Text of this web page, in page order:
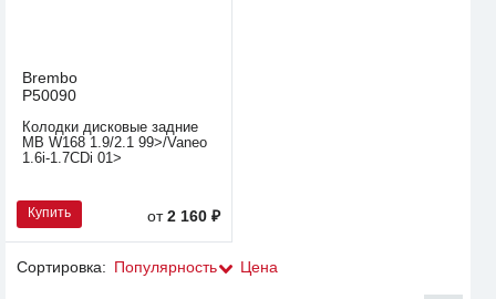
Brembo
P50090
Колодки дисковые задние
MB W168 1.9/2.1 99>/Vaneo
1.6i-1.7CDi 01>
Купить от2 160 ₽
Сортировка: Популярность Цена